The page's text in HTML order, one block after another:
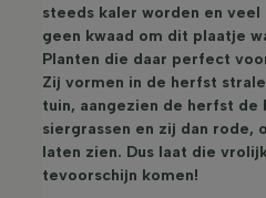
steeds kaler worden en veel
geen kwaad om dit plaatje
Planten die daar perfect
Zij vormen in de herfst
tuin, aangezien de herfst
siergrassen en zij dan rode,
laten zien. Dus laat die
tevoorschijn komen!